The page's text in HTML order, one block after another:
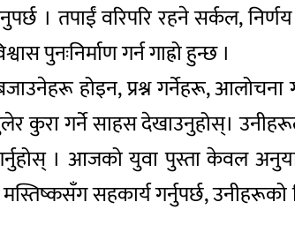
। तपाईं वरिपरि रहने सर्कल, निर्णय
पुनःनिर्माण गर्न गाह्रो हुन्छ ।
होइन, प्रश्न गर्नेहरू, आलोचना
गर्ने साहस देखाउनुहोस्।
। आजको युवा पुस्ता केवल
सहकार्य गर्नुपर्छ, उनीहरूको